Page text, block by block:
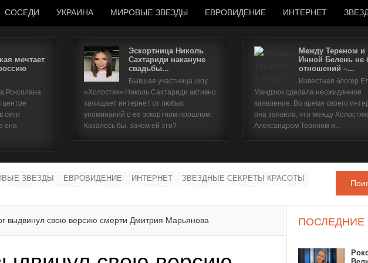
СОСЕДИ УКРАИНА МИРОВЫЕ ЗВЕЗДЫ ЕВРОВИДЕНИЕ ИНТЕРНЕТ
мечтает
Роксолана
центре
сети
она
Эскортница Николь
Сахтариди накануне
свадьбы...
Бывшая участница шоу
«Холостяк» Николь Сахтариди активно
зачищает интернет от любых
упоминаний о ее эскортном прошлом.
Казалось бы, зачем ей это?
Между Тереном и
Инной Белень не
отношений –...
Известная блогер
Мандзюк сделала неожиданное
заявление. Во время своего
она заявила, что между
Александром Тереном и...
ЗВЕЗДЫ ЕВРОВИДЕНИЕ ИНТЕРНЕТ ЗВЕЗДНЫЕ СЕКРЕТЫ КРАСОТЫ
выдвинул свою версию смерти Дмитрия Марьянова ПОСЛЕДНИЕ
Забыли имя пользователя?